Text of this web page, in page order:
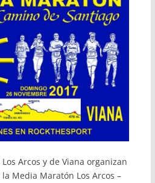
Arcos y de Viana organizan
Media Maratón Los Arcos –